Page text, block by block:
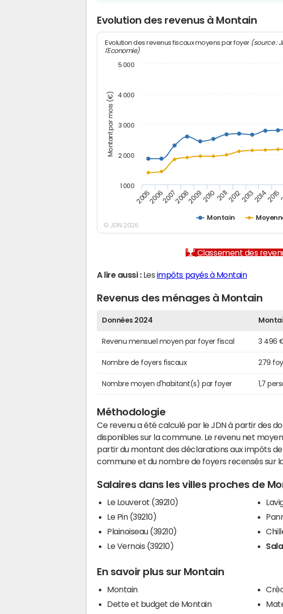
Evolution des revenus à Montain
Montant par mois (€)
Evolution des revenus fiscaux moyens par foyer (source :
l'Economie)
Montain
200520062007200820092010 20112012201320142015
1 000
2 000
3 000
4 000
5 000
© JDN 2026
Classement des
A lire aussi :Les impôts payés à Montain
Revenus des ménages à Montain
Données 2024
Revenu mensuel moyen par foyer fiscal 3 496
Nombre de foyers fiscaux 279
Nombre moyen d'habitant(s) par foyer 1,7
Méthodologie
Ce revenu a été calculé par le JDN à partir des
disponibles sur la commune. Le revenu net
partir du montant des déclarations aux impôts
commune et du nombre de foyers recensés sur
Salaires dans les villes proches de
Le Louverot (39210)
Le Pin (39210)
Plainoiseau (39210)
Le Vernois (39210)
En savoir plus sur Montain
Montain
Dette et budget de Montain